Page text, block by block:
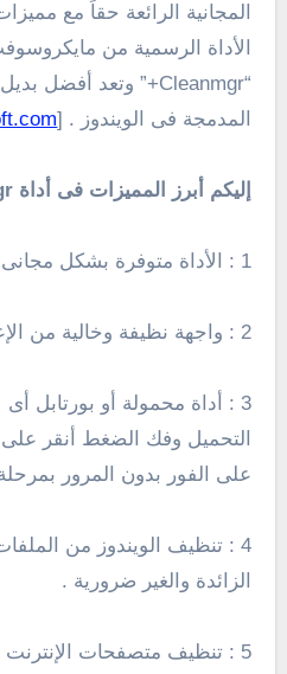
المجانية الرائعة حقاً مع
الأداة الرسمية من
المدمجة فى الويندوز . [
إليكم أبرز المميزات فى أداة Cleanmgr+ :
1 : الأداة متوفرة بشكل مجانى تماماً .
2 : واجهة نظيفة وخالية من الإعلانات المزعجة .
3 : أداة محمولة أو بورتابل
التحميل وفك الضغط أنقر على
على الفور بدون المرور
4 : تنظيف الويندوز من
الزائدة والغير ضرورية .
5 : تنظيف متصفحات الإنترنت .